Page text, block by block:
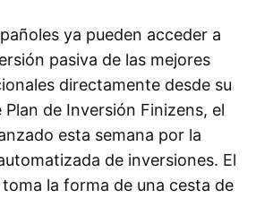
ya pueden acceder a
pasiva de las mejores
directamente desde su
de Inversión Finizens, el
esta semana por la
de inversiones. El
la forma de una cesta de